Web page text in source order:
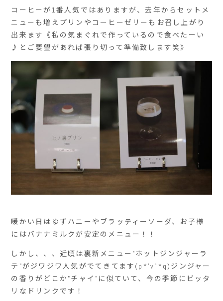
コーヒーが1番人気ではありますが、去年からセットメ
ニューも増えプリンやコーヒーゼリーもお召し上がり
出来ます《私の気まぐれで作っているので食べたーい
♪とご要望があれば張り切って準備致します笑》
暖かい日はゆずハニーやブラッティーソーダ、お子様
にはバナナミルクが安定のメニュー！！
しかし、、、近頃は裏新メニュー"ホットジンジャーラ
テ"がジワジワ人気がでてきてます(p*'v`*q)ジンジャー
の香りがどこか"チャイ"に似ていて、今の季節にピッタ
リなドリンクです！